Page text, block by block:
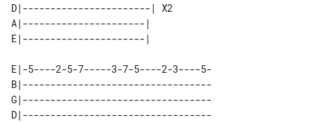
D|-----------------------| X2
A|----------------------|
E|-5----2-5-7-----3-7-5----2-3----5-
B|----------------------------------
G|----------------------------------
D|----------------------------------